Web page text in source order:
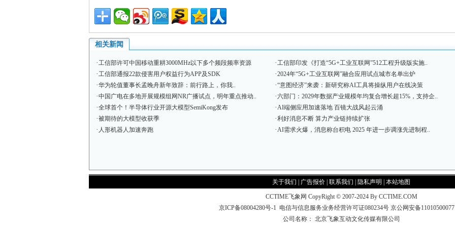
相关新闻
·工信部许可中国移动重耕3000MHz以下多个频段频率资源 ·工信部印发《打造“5G+工业互联网”512工程升级版实施..
·工信部通报22款侵害用户权益行为APP及SDK ·2024年“5G+工业互联网”融合应用试点城市名单出炉
·华为轮值董事长孟晚舟新年致辞：​前行路上，你我.. ·“意图经济”来袭：新研究称AI工具将操纵用户在线决策
·中国广电在多地开展规模组网NR广播试点，明年重点推动.. ·六部门：2029年数据产业规模年均复合增长超15%，支持企..
·全球首个！半导体行业开源大模型SemiKong发布 ·AI端侧应用加速落地 百镜大战风起云涌
·被期待的大模型收获季 ·利好消息不断 算力产业链持续扩张
· 人形机器人加速奔跑 ·AI需求火爆，消息称台积电 2025 年进一步调涨先进制程..
关于我们 广告报价 联系我们 隐私声明 本站地图
CCTIME飞象网 CopyRight © 2007-2024 By CCTIME.COM
京ICP备08004280号-1 电信与信息服务业务经营许可证080234号 京公网安备
公司名称： 北京飞象互动文化传媒有限公司